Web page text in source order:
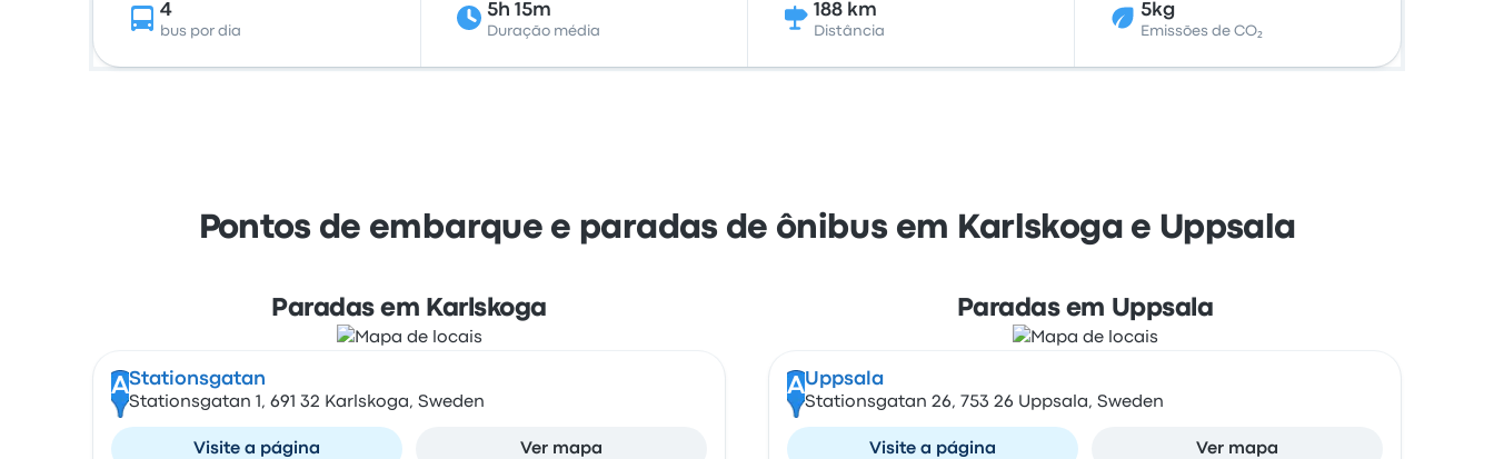
4
bus por dia
5h 15m
Duração média
188 km
Distância
5kg
Emissões de CO₂
Pontos de embarque e paradas de ônibus em Karlskoga e Uppsala
Paradas em Karlskoga
AStationsgatan
Stationsgatan 1, 691 32 Karlskoga, Sweden
Visite a página Ver mapa
Paradas em Uppsala
AUppsala
Stationsgatan 26, 753 26 Uppsala, Sweden
Visite a página Ver mapa